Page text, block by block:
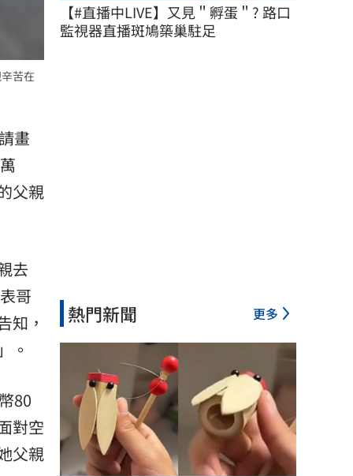
苦在
畫
父親
去
哥
知，
。
80
對空
父親
【#直播中LIVE】又見＂孵蛋＂? 路口
監視器直播斑鳩築巢駐足
熱門新聞 更多